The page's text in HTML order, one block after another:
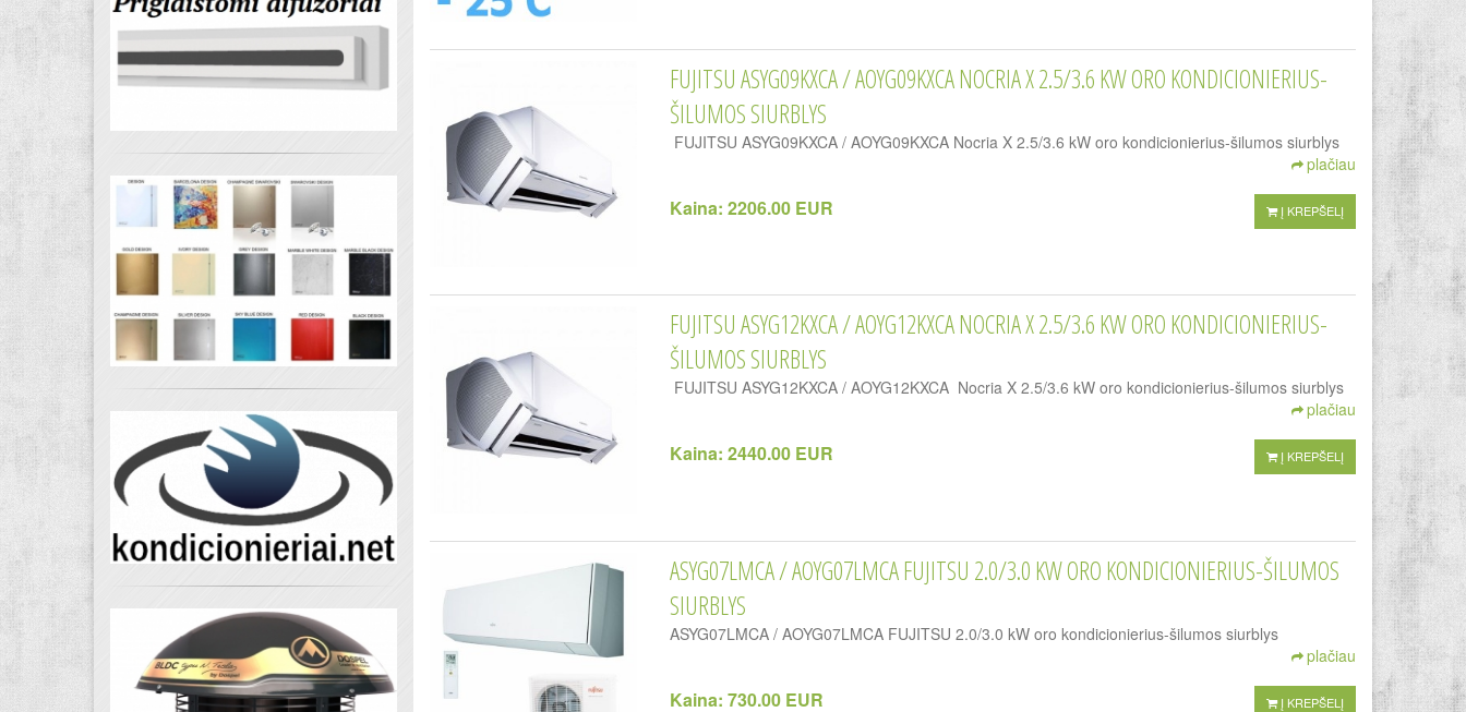
FUJITSU ASYG09KXCA / AOYG09KXCA NOCRIA X 2.5/3.6 KW ORO KONDICIONIERIUS-
ŠILUMOS SIURBLYS
FUJITSU ASYG09KXCA / AOYG09KXCA Nocria X 2.5/3.6 kW oro kondicionierius-šilumos siurblys
plačiau
Kaina: 2206.00 EUR Į KREPŠELĮ
FUJITSU ASYG12KXCA / AOYG12KXCA NOCRIA X 2.5/3.6 KW ORO KONDICIONIERIUS-
ŠILUMOS SIURBLYS
FUJITSU ASYG12KXCA / AOYG12KXCA Nocria X 2.5/3.6 kW oro kondicionierius-šilumos siurblys
plačiau
Kaina: 2440.00 EUR Į KREPŠELĮ
ASYG07LMCA / AOYG07LMCA FUJITSU 2.0/3.0 KW ORO KONDICIONIERIUS-ŠILUMOS
SIURBLYS
ASYG07LMCA / AOYG07LMCA FUJITSU 2.0/3.0 kW oro kondicionierius-šilumos siurblys
plačiau
Kaina: 730.00 EUR Į KREPŠELĮ